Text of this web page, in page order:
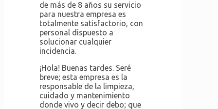
de más de 8 años su servicio
para nuestra empresa es
totalmente satisfactorio, con
personal dispuesto a
solucionar cualquier
incidencia.
¡Hola! Buenas tardes. Seré
breve; esta empresa es la
responsable de la limpieza,
cuidado y mantenimiento
donde vivo y decir debo; que